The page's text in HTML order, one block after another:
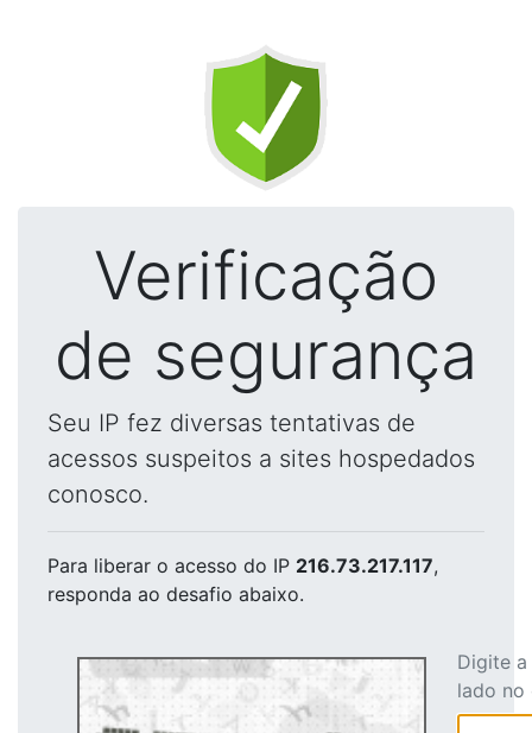
Verificação
de segurança
Seu IP fez diversas tentativas de
acessos suspeitos a sites hospedados
conosco.
Para liberar o acesso do IP 216.73.217.117,
responda ao desafio abaixo.
Digite
lado no